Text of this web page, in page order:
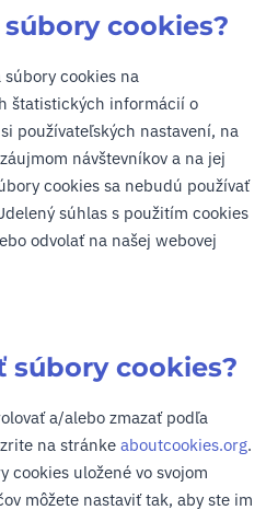
cookies?
cookies na
štatistických informácií o
používateľských nastavení, na
návštevníkov a na jej
cookies sa nebudú používať
súhlas s použitím cookies
odvolať na našej webovej
cookies?
a/alebo zmazať podľa
na stránke aboutcookies.org.
cookies uložené vo svojom
môžete nastaviť tak, aby ste im